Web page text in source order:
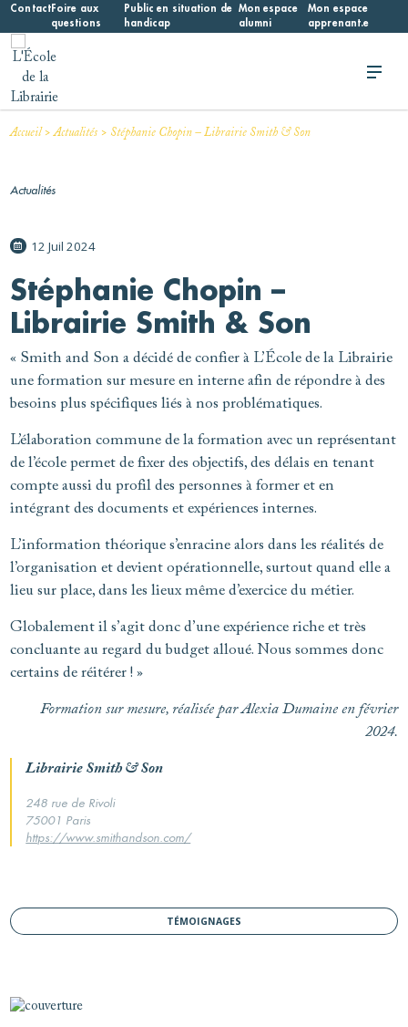
Skip
content
ContactFoire aux
questions
Public en situation de
handicap
Mon espace
alumni
Mon espace
apprenant.e
Accueil>Actualités > Stéphanie Chopin – Librairie Smith & Son
Actualités
12 Juil 2024
Stéphanie Chopin –
Librairie Smith & Son
« Smith and Son a décidé de confier à L’École de la Librairie
une formation sur mesure en interne afin de répondre à des
besoins plus spécifiques liés à nos problématiques.
L’élaboration commune de la formation avec un représentant
de l’école permet de fixer des objectifs, des délais en tenant
compte aussi du profil des personnes à former et en
intégrant des documents et expériences internes.
L’information théorique s’enracine alors dans les réalités de
l’organisation et devient opérationnelle, surtout quand elle a
lieu sur place, dans les lieux même d’exercice du métier.
Globalement il s’agit donc d’une expérience riche et très
concluante au regard du budget alloué. Nous sommes donc
certains de réitérer ! »
Formation sur mesure, réalisée par Alexia Dumaine en février
2024.
Librairie Smith & Son
248 rue de Rivoli
75001 Paris
https://www.smithandson.com/
TÉMOIGNAGES